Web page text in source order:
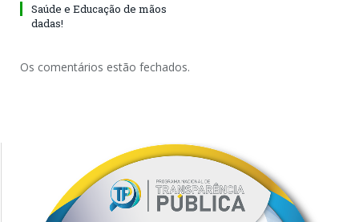
Saúde e Educação de mãos
dadas!
Os comentários estão fechados.